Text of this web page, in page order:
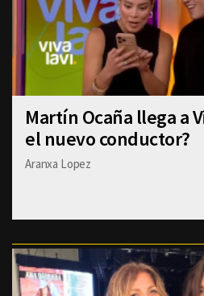
Martín Ocaña llega a
el nuevo conductor?
Aranxa Lopez